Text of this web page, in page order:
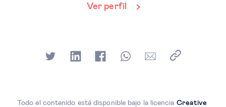
Ver perfil
Todo el contenido está disponible bajo la licencia Creative